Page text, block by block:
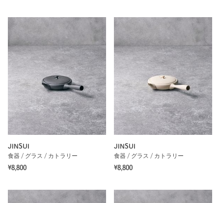
JINSUI
食器 / グラス / カトラリー
¥8,800
JINSUI
食器 / グラス / カトラリー
¥8,800